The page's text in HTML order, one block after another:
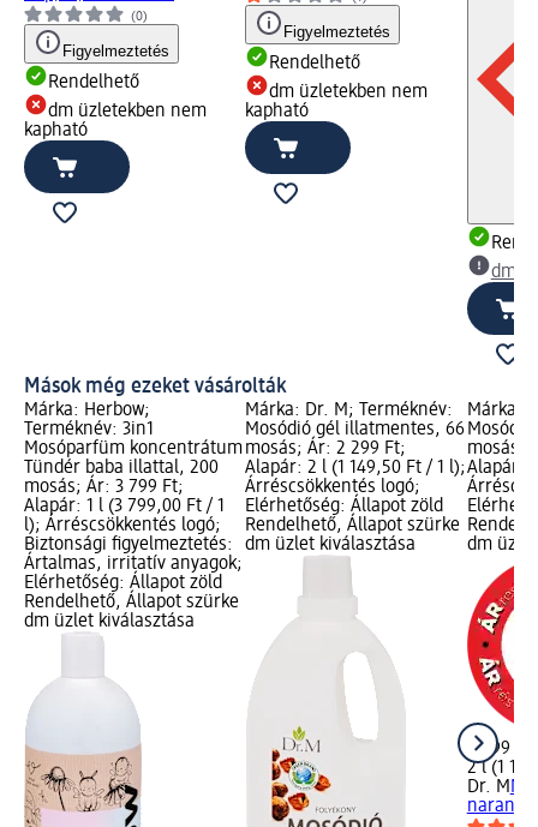
(0)
Figyelmeztetés
Rendelhető
dm üzletekben nem
kapható
Figyelmeztetés
Rendelhető
dm üzletekben nem
kapható
dm
Mások még ezeket vásárolták
Márka: Herbow;
Terméknév: 3in1
Mosóparfüm koncentrátum
Tündér baba illattal, 200
mosás; Ár: 3 799 Ft;
Alapár: 1 l (3 799,00 Ft / 1
l); Árréscsökkentés logó;
Biztonsági figyelmeztetés:
Ártalmas, irritatív anyagok;
Elérhetőség: Állapot zöld
Rendelhető, Állapot szürke
dm üzlet kiválasztása
Márka: Dr. M; Terméknév:
Mosódió gél illatmentes, 66
mosás; Ár: 2 299 Ft;
Alapár: 2 l (1 149,50 Ft / 1 l);
Árréscsökkentés logó;
Elérhetőség: Állapot zöld
Rendelhető, Állapot szürke
dm üzlet kiválasztása
Márka:
mosás,
Alapár:
dm
2 299 Ft
2 l (1
Dr. M